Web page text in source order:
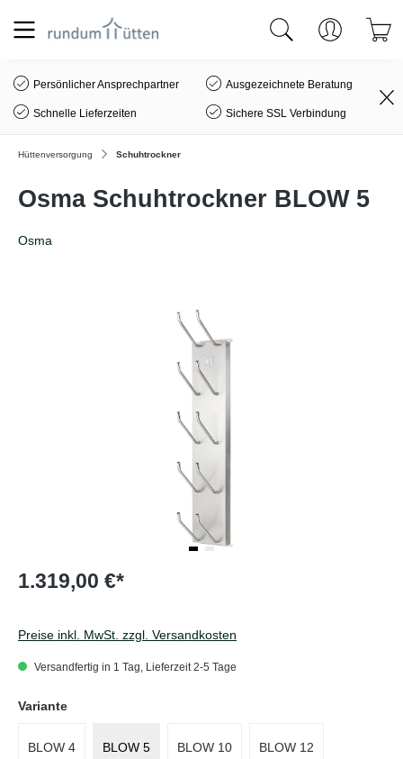
springen
Persönlicher Ansprechpartner Ausgezeichnete Beratung
Schnelle Lieferzeiten Sichere SSL Verbindung
Hüttenversorgung Schuhtrockner
Osma Schuhtrockner BLOW 5
Osma
1.319,00 €*
Preise inkl. MwSt. zzgl. Versandkosten
Versandfertig in 1 Tag, Lieferzeit 2-5 Tage
Varianteauswählen
BLOW 4 BLOW 5 BLOW 10 BLOW 12